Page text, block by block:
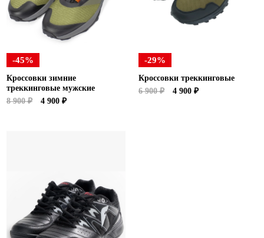
-45%
Кроссовки зимние
треккинговые мужские
8 900 ₽
4 900 ₽
-29%
Кроссовки треккинговые
6 900 ₽
4 900 ₽